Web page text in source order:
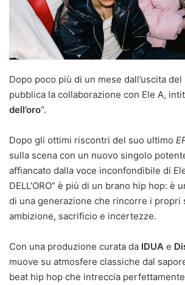
Dopo poco più di un mese dall’uscita del
pubblica la collaborazione con Ele A,
dell’oro“.
Dopo gli ottimi riscontri del suo ultimo
sulla scena con un nuovo singolo
affiancato dalla voce inconfondibile di Ele
DELL’ORO” è più di un brano hip hop: è
di una generazione che rincorre i propri
ambizione, sacrificio e incertezze.
Con una produzione curata da IDUA e
muove su atmosfere classiche dal
beat hip hop che intreccia